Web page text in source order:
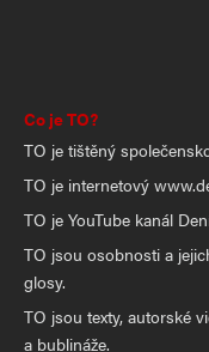
Co je TO?
TO je tištěný
TO je internetový
TO je YouTube kanál
TO jsou osobnosti a
glosy.
TO jsou texty, autorské
a bublináže.